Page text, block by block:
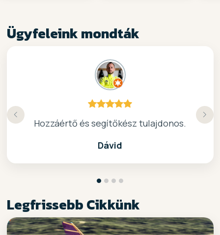
Ügyfeleink mondták
Hozzáértő és segítőkész tulajdonos.
Dávid
kiváló surf-ös bolt .. ajánlom!
Nagyon kedves elado, jo kis bolt :)
Köszönöm a gyors, barátságos kiszolgálast.
Legfrissebb Cikkünk